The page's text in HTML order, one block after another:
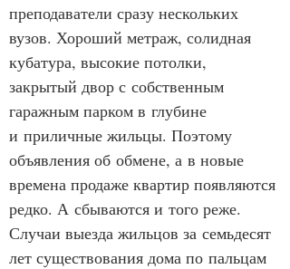
преподаватели сразу нескольких
вузов. Хороший метраж, солидная
кубатура, высокие потолки,
закрытый двор с собственным
гаражным парком в глубине
и приличные жильцы. Поэтому
объявления об обмене, а в новые
времена продаже квартир появляются
редко. А сбываются и того реже.
Случаи выезда жильцов за семьдесят
лет существования дома по пальцам